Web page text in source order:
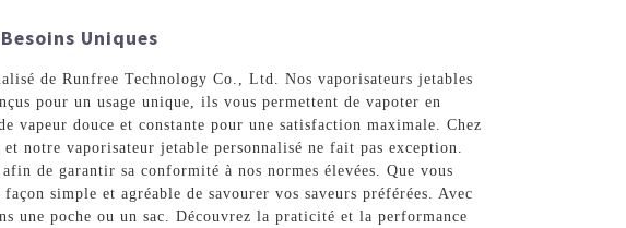
Uniques
de Runfree Technology Co., Ltd. Nos vaporisateurs jetables
pour un usage unique, ils vous permettent de vapoter en
douce et constante pour une satisfaction maximale. Chez
vaporisateur jetable personnalisé ne fait pas exception.
de garantir sa conformité à nos normes élevées. Que vous
simple et agréable de savourer vos saveurs préférées. Avec
une poche ou un sac. Découvrez la praticité et la performance